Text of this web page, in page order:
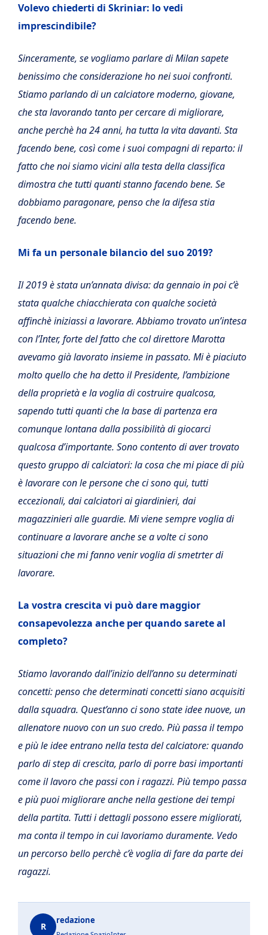
Volevo chiederti di Skriniar: lo vedi
imprescindibile?
Sinceramente, se vogliamo parlare di Milan sapete
benissimo che considerazione ho nei suoi confronti.
Stiamo parlando di un calciatore moderno, giovane,
che sta lavorando tanto per cercare di migliorare,
anche perchè ha 24 anni, ha tutta la vita davanti. Sta
facendo bene, così come i suoi compagni di reparto: il
fatto che noi siamo vicini alla testa della classifica
dimostra che tutti quanti stanno facendo bene. Se
dobbiamo paragonare, penso che la difesa stia
facendo bene.
Mi fa un personale bilancio del suo 2019?
Il 2019 è stata un’annata divisa: da gennaio in poi c’è
stata qualche chiacchierata con qualche società
affinchè iniziassi a lavorare. Abbiamo trovato un’intesa
con l’Inter, forte del fatto che col direttore Marotta
avevamo già lavorato insieme in passato. Mi è piaciuto
molto quello che ha detto il Presidente, l’ambizione
della proprietà e la voglia di costruire qualcosa,
sapendo tutti quanti che la base di partenza era
comunque lontana dalla possibilità di giocarci
qualcosa d’importante. Sono contento di aver trovato
questo gruppo di calciatori: la cosa che mi piace di più
è lavorare con le persone che ci sono qui, tutti
eccezionali, dai calciatori ai giardinieri, dai
magazzinieri alle guardie. Mi viene sempre voglia di
continuare a lavorare anche se a volte ci sono
situazioni che mi fanno venir voglia di smetrter di
lavorare.
La vostra crescita vi può dare maggior
consapevolezza anche per quando sarete al
completo?
Stiamo lavorando dall’inizio dell’anno su determinati
concetti: penso che determinati concetti siano acquisiti
dalla squadra. Quest’anno ci sono state idee nuove, un
allenatore nuovo con un suo credo. Più passa il tempo
e più le idee entrano nella testa del calciatore: quando
parlo di step di crescita, parlo di porre basi importanti
come il lavoro che passi con i ragazzi. Più tempo passa
e più puoi migliorare anche nella gestione dei tempi
della partita. Tutti i dettagli possono essere migliorati,
ma conta il tempo in cui lavoriamo duramente. Vedo
un percorso bello perchè c’è voglia di fare da parte dei
ragazzi.
R
redazione